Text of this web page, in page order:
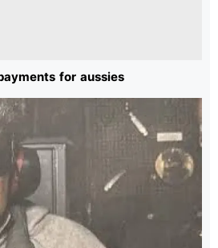
for aussies